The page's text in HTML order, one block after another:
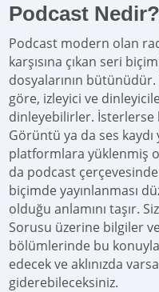
Podcast
Podcast modern olan
karşısına çıkan seri
dosyalarının
göre, izleyici ve
dinleyebilirler. İsterlerse
Görüntü ya da ses
platformlara yüklenmiş
da podcast
biçimde yayınlanması
olduğu anlamını taşır.
Sorusu üzerine bilgiler
bölümlerinde bu
edecek ve aklınızda
giderebileceksiniz.